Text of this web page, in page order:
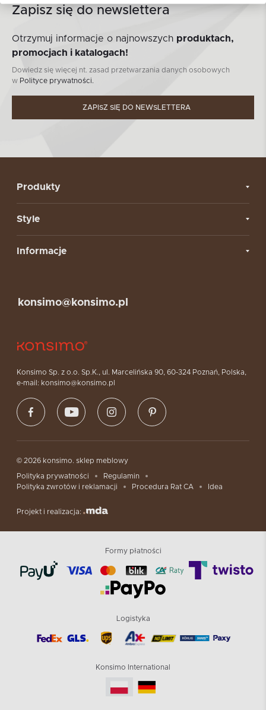
Zapisz się do newslettera
Otrzymuj informacje o najnowszych produktach,
promocjach i katalogach!
Dowiedz się więcej nt. zasad przetwarzania danych osobowych
w Polityce prywatności.
ZAPISZ SIĘ DO NEWSLETTERA
Produkty
Style
Informacje
Konsimo Sp. z o.o. Sp.K., ul. Marcelińska 90, 60-324 Poznań, Polska,
e-mail: konsimo@konsimo.pl
konsimo@konsimo.pl
© 2026 konsimo. sklep meblowy
Polityka prywatności
Regulamin
Polityka zwrotów i reklamacji
Procedura Rat CA Idea
Projekt i realizacja:
Formy płatności
Logistyka
Konsimo International